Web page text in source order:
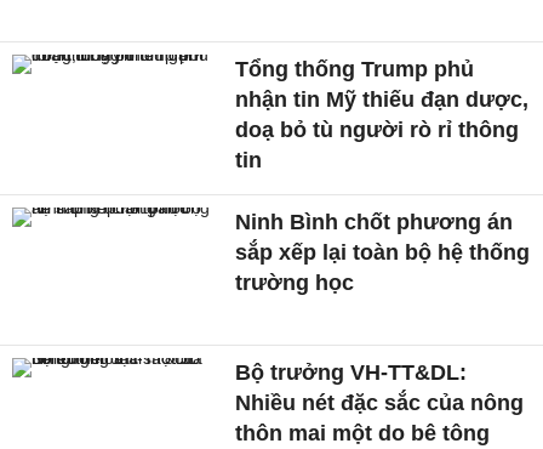
Tổng thống Trump phủ
nhận tin Mỹ thiếu đạn dược,
doạ bỏ tù người rò rỉ thông
tin
Ninh Bình chốt phương án
sắp xếp lại toàn bộ hệ thống
trường học
Bộ trưởng VH-TT&DL:
Nhiều nét đặc sắc của nông
thôn mai một do bê tông